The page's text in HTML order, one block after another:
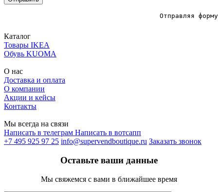
Каталог
Товары IKEA
Обувь KUOMA
О нас
Доставка и оплата
О компании
Акции и кейсы
Контакты
Мы всегда на связи
Написать в телеграм Написать в вотсапп
+7 495 925 97 25 info@supervendboutique.ru Заказать звонок
Оставьте ваши данные
Мы свяжемся с вами в ближайшее время